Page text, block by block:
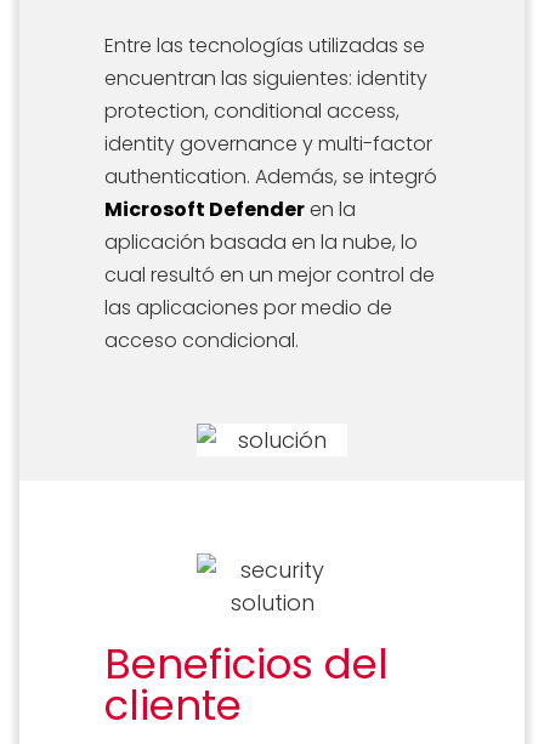
Entre las tecnologías utilizadas se
encuentran las siguientes: identity
protection, conditional access,
identity governance y multi-factor
authentication. Además, se integró
Microsoft Defenderen la
aplicación basada en la nube, lo
cual resultó en un mejor control de
las aplicaciones por medio de
acceso condicional.
Beneficios del
cliente